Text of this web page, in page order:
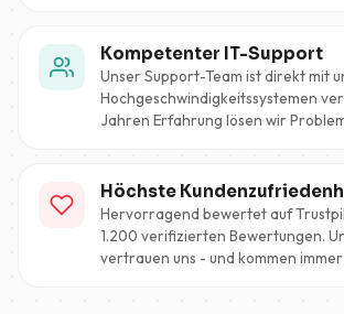
Kompetenter IT-Support
Unser Support-Team ist direkt mit
Hochgeschwindigkeitssystemen
Jahren Erfahrung lösen wir
Höchste
Hervorragend bewertet auf
1.200 verifizierten Bewertungen.
vertrauen uns - und kommen